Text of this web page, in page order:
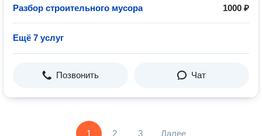
Разбор строительного мусора 1000 ₽
Ещё 7 услуг
Позвонить Чат
1 2 3 Далее